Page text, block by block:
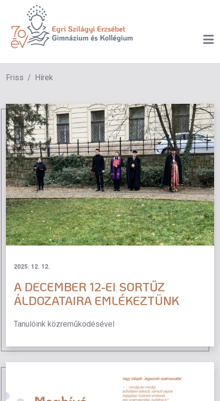
Friss Hírek
2025. 12. 12.
A DECEMBER 12-EI SORTŰZ
ÁLDOZATAIRA EMLÉKEZTÜNK
Tanulóink közreműködésével